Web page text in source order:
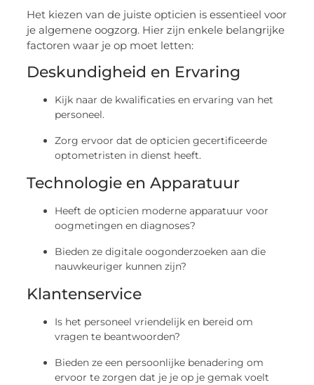
Het kiezen van de juiste opticien is essentieel voor
je algemene oogzorg. Hier zijn enkele belangrijke
factoren waar je op moet letten:
Deskundigheid en Ervaring
Kijk naar de kwalificaties en ervaring van het
personeel.
Zorg ervoor dat de opticien gecertificeerde
optometristen in dienst heeft.
Technologie en Apparatuur
Heeft de opticien moderne apparatuur voor
oogmetingen en diagnoses?
Bieden ze digitale oogonderzoeken aan die
nauwkeuriger kunnen zijn?
Klantenservice
Is het personeel vriendelijk en bereid om
vragen te beantwoorden?
Bieden ze een persoonlijke benadering om
ervoor te zorgen dat je je op je gemak voelt